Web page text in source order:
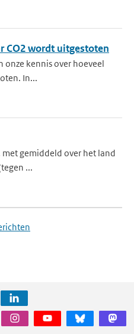
CO2 wordt uitgestoten
onze kennis over hoeveel
In...
met gemiddeld over het land
...